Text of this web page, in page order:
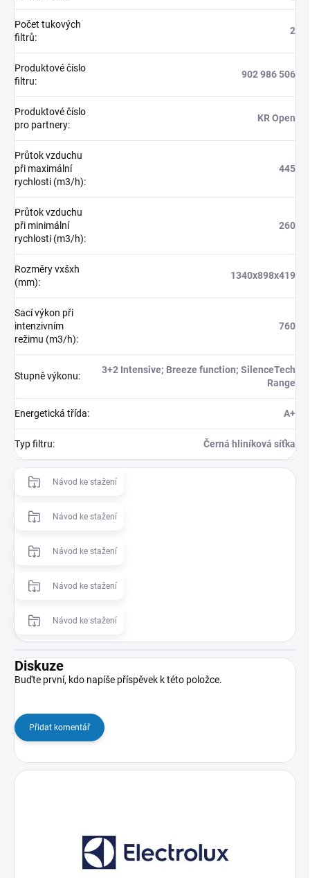
Počet tukových
filtrů:
2
Produktové číslo
filtru:
902 986 506
Produktové číslo
pro partnery:
KR Open
Průtok vzduchu
při maximální
rychlosti (m3/h):
445
Průtok vzduchu
při minimální
rychlosti (m3/h):
260
Rozměry vxšxh
(mm):
1340x898x419
Sací výkon při
intenzivním
režimu (m3/h):
760
Stupně výkonu:
3+2 Intensive; Breeze function; SilenceTech
Range
Energetická třída: A+
Typ filtru: Černá hliníková síťka
Návod ke stažení
Návod ke stažení
Návod ke stažení
Návod ke stažení
Návod ke stažení
Diskuze
Buďte první, kdo napíše příspěvek k této položce.
Přidat komentář